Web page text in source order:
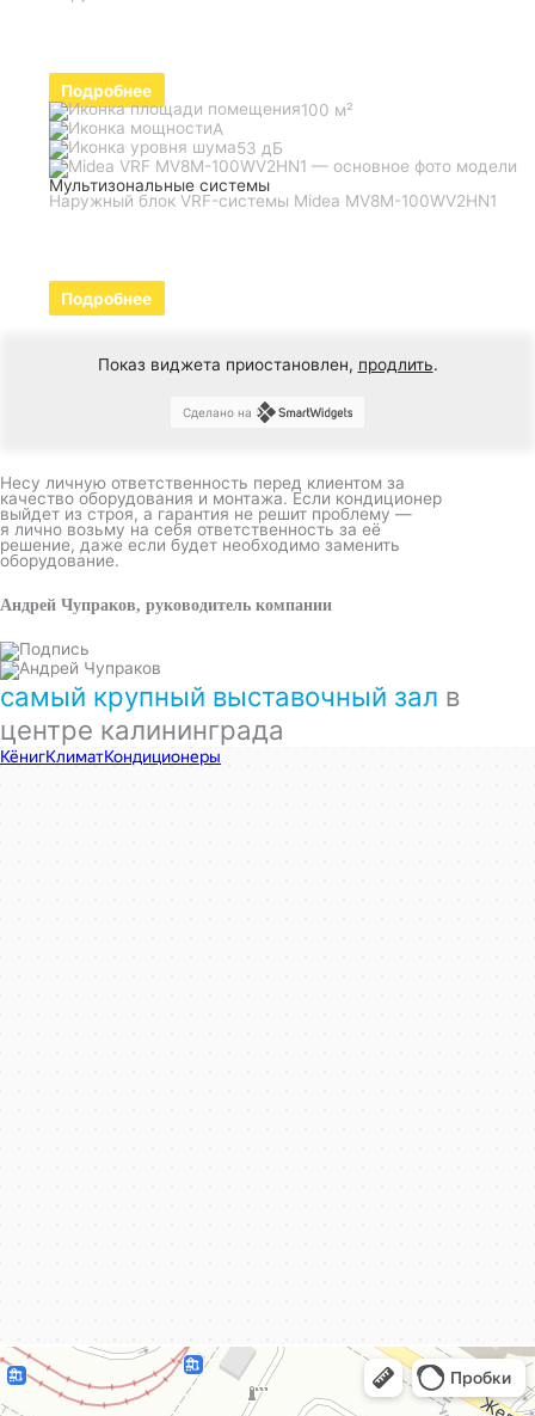
Подробнее
100 м²
A
53 дБ
Мультизональные системы
Наружный блок VRF-системы Midea MV8M-100WV2HN1
Подробнее
Показ виджета приостановлен, продлить.
Сделано на
Несу личную ответственность перед клиентом за
качество оборудования и монтажа. Если кондиционер
выйдет из строя, а гарантия не решит проблему —
я лично возьму на себя ответственность за её
решение, даже если будет необходимо заменить
оборудование.
Андрей Чупраков, руководитель компании
самый крупный выставочный зал в
центре калининграда
КёнигКлимат
Кондиционеры в Калининграде
КёнигКлимат
Кондиционеры в Калининграде
Установка кондиционеров в Калининграде